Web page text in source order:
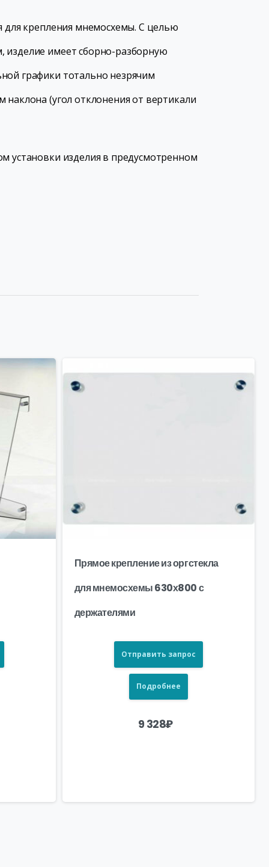
для крепления мнемосхемы. С целью
изделие имеет сборно-разборную
графики тотально незрячим
(угол отклонения от вертикали
установки изделия в предусмотренном
Прямое крепление из оргстекла
для мнемосхемы 630х800 с
держателями
Отправить запрос
Подробнее
9 328₽